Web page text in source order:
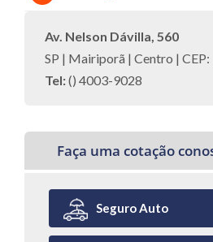
Av. Nelson Dávilla, 560
SP | Mairiporã | Centro |
Tel:() 4003-9028
Faça uma cotação
Seguro Auto